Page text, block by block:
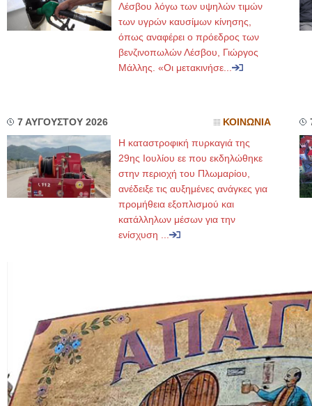
Λέσβου λόγω των υψηλών τιμών
των υγρών καυσίμων κίνησης,
όπως αναφέρει ο πρόεδρος των
βενζινοπωλών Λέσβου, Γιώργος
Μάλλης. «Οι μετακινήσε...
7 ΑΥΓΟΥΣΤΟΥ 2026 ΚΟΙΝΩΝΙΑ
Η καταστροφική πυρκαγιά της
29ης Ιουλίου εε που εκδηλώθηκε
στην περιοχή του Πλωμαρίου,
ανέδειξε τις αυξημένες ανάγκες για
προμήθεια εξοπλισμού και
κατάλληλων μέσων για την
ενίσχυση ...